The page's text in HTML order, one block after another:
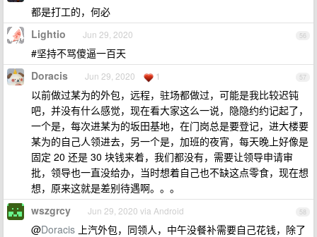
都是打工的，何必
56
Lightio Jun 29, 2020
#坚持不骂傻逼一百天
57
Doracis Jun 29, 2020 1
以前做过某为的外包，远程，驻场都做过，可能是我比较迟钝
吧，并没有什么感觉，现在看大家这么一说，隐隐约约记起了，
一个是，每次进某为的坂田基地，在门岗总是要登记，进大楼要
某为的自己人领进去，另一个是，加班的夜宵，每天晚上好像是
固定 20 还是 30 块钱来着，我们都没有，需要让领导申请审
批，领导也一直没给办，当时想着自己也不缺这点零食，现在想
想，原来这就是差别待遇啊。。。
58
wszgrcy Jun 29, 2020 via Android
@Doracis 上汽外包，同领人，中午没餐补需要自己花钱，除了